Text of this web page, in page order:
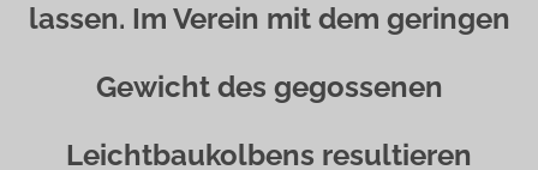
lassen. Im Verein mit dem geringen
Gewicht des gegossenen
Leichtbaukolbens resultieren